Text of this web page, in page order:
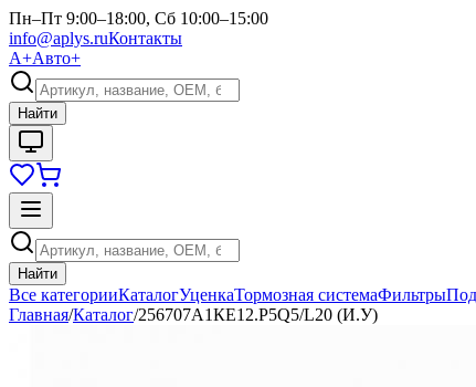
Пн–Пт 9:00–18:00, Сб 10:00–15:00
info@aplys.ruКонтакты
А+Авто+
Найти
Найти
Все категорииКаталогУценкаТормозная системаФильтры
Главная/Каталог/256707А1КЕ12.Р5Q5/L20 (И.У)